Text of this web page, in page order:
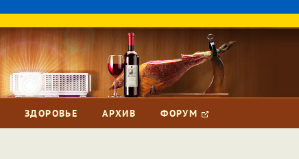
ЗДОРОВЬЕ АРХИВ ФОРУМ